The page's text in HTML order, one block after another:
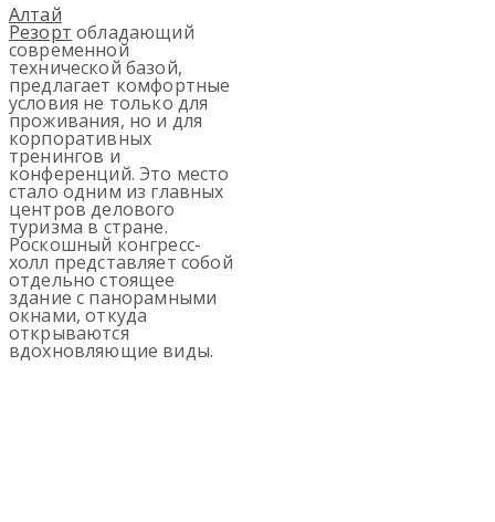
Алтай
Резорт обладающий
современной
технической базой,
предлагает комфортные
условия не только для
проживания, но и для
корпоративных
тренингов и
конференций. Это место
стало одним из главных
центров делового
туризма в стране.
Роскошный конгресс-
холл представляет собой
отдельно стоящее
здание с панорамными
окнами, откуда
открываются
вдохновляющие виды.